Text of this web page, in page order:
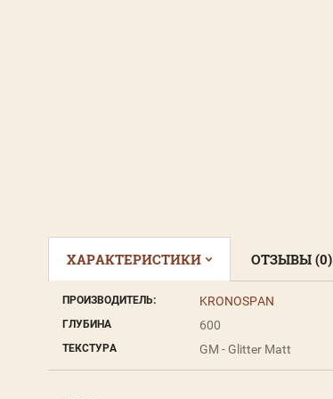
ХАРАКТЕРИСТИКИ ОТЗЫВЫ (0)
ПРОИЗВОДИТЕЛЬ: KRONOSPAN
ГЛУБИНА 600
ТЕКСТУРА GM - Glitter Matt